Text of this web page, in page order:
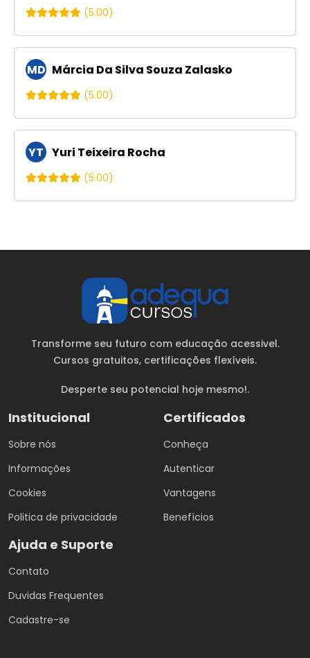
(5.00)
MD Márcia Da Silva Souza Zalasko
(5.00)
YT Yuri Teixeira Rocha
(5.00)
Transforme seu futuro com educação acessivel.
Cursos gratuitos, certificações flexíveis.
Desperte seu potencial hoje mesmo!.
Institucional
Sobre nós
Informações
Cookies
Politica de privacidade
Certificados
Conheça
Autenticar
Vantagens
Benefícios
Ajuda e Suporte
Contato
Duvidas Frequentes
Cadastre-se